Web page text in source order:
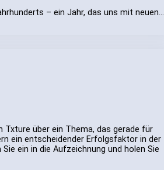
– ein Jahr, das uns mit neuen…
Txture über ein Thema, das gerade für
ein entscheidender Erfolgsfaktor in der
ein in die Aufzeichnung und holen Sie